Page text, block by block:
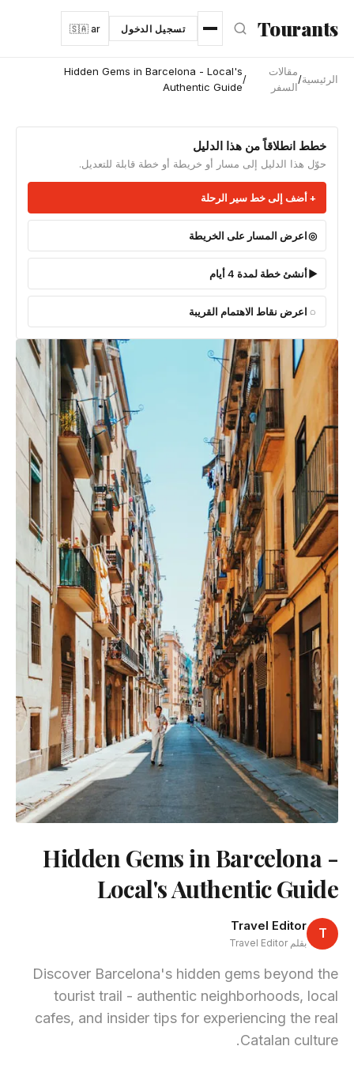
انتقل إلى المحتوى الرئيسي
Tourants تسجيل الدخول 🇸🇦 ar
الرئيسية/
مقالات
السفر
/
Hidden Gems in Barcelona - Local's
Authentic Guide
خطط انطلاقاً من هذا الدليل
حوّل هذا الدليل إلى مسار أو خريطة أو خطة قابلة للتعديل.
أضف إلى خط سير الرحلة
اعرض المسار على الخريطة
أنشئ خطة لمدة 4 أيام
اعرض نقاط الاهتمام القريبة
Hidden Gems in Barcelona -
Local's Authentic Guide
T
Travel Editor
بقلم Travel Editor
Discover Barcelona's hidden gems beyond the
tourist trail - authentic neighborhoods, local
cafes, and insider tips for experiencing the real
Catalan culture.